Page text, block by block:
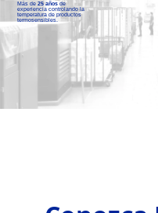
Más de 25 años de
experiencia controlando la
temperatura de productos
termosensibles.